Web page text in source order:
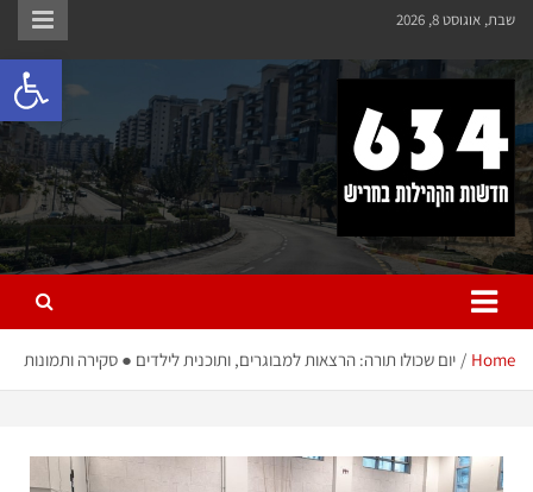
שבת, אוגוסט 8, 2026
חריש 634
חדשות הקהילות בחריש
Home יום שכולו תורה: הרצאות למבוגרים, ותוכנית לילדים ● סקירה ותמונות